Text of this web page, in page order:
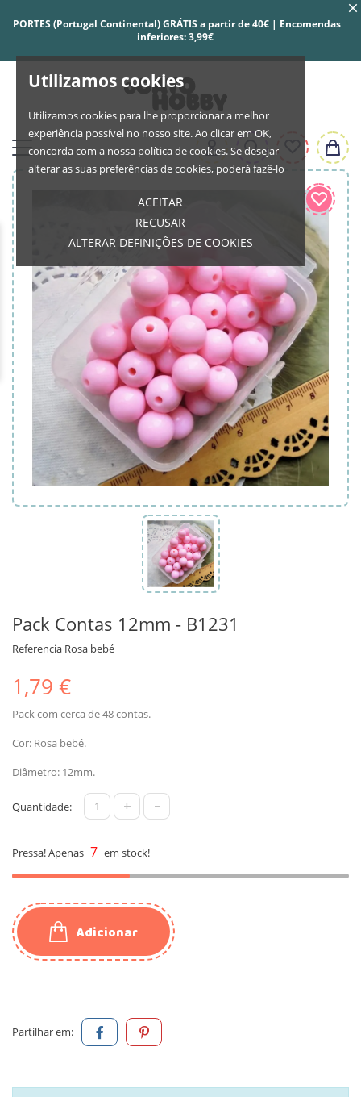
Utilizamos cookies
Utilizamos cookies para lhe proporcionar a melhor
experiência possível no nosso site. Ao clicar em OK,
concorda com a nossa política de cookies. Se desejar
alterar as suas preferências de cookies, poderá fazê-lo
ACEITAR
RECUSAR
ALTERAR DEFINIÇÕES DE COOKIES
PORTES (Portugal Continental) GRÁTIS a partir de 40€ | Encomendas
inferiores: 3,99€
Pack Contas 12mm - B1231
Referencia Rosa bebé
1,79 €
Pack com cerca de 48 contas.
Cor: Rosa bebé.
Diâmetro: 12mm.
Quantidade: + -
Pressa! Apenas 7 em stock!
Adicionar
Partilhar em: